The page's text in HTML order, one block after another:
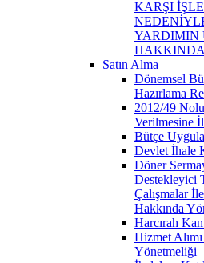
KARŞI
YARDIMIN
Satın Alma
Dönemsel
Hazırlama
2012/49
Verilmesine
Bütçe
Devlet İhale
Döner
Destekleyici
Çalışmalar
Hakkında
Harcırah
Hizmet
Yönetmeliği